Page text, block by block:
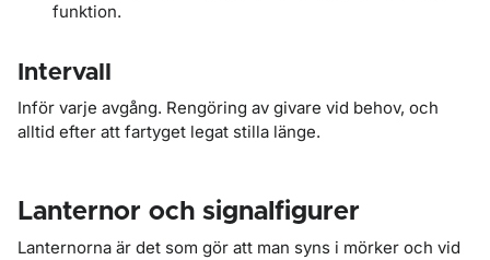
funktion.
Intervall
Inför varje avgång. Rengöring av givare vid behov, och
alltid efter att fartyget legat stilla länge.
Lanternor och signalfigurer
Lanternorna är det som gör att man syns i mörker och vid